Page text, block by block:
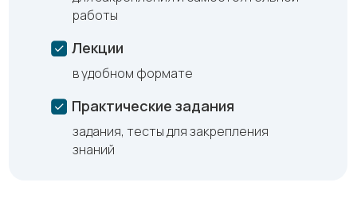
Лекции
Практические задания
работы
в удобном формате
задания, тесты для закрепления
знаний